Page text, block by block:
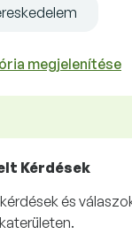
megjelenítése
Kérdések
és